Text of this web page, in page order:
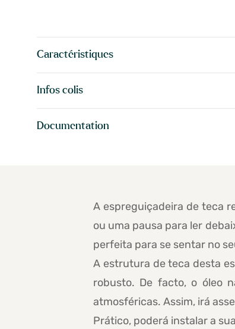
Caractéristiques
Infos colis
Documentation
A espreguiçadeira de teca
ou uma pausa para ler
perfeita para se sentar no
A estrutura de teca desta
robusto. De facto, o óleo
atmosféricas. Assim, irá
Prático, poderá instalar a